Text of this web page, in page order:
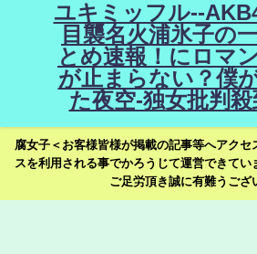
ユキミッフル--
目襲名火浦氷子の
とめ速報！にロマ
が止まらない？僕
た夜空-独女批判
腐女子＜お客様皆様が掲載の記事等へアクセ
スを利用される事でかろうじて運営できてい
ご足労頂き誠に有難うござ